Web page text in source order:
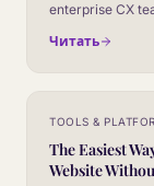
enterprise CX
marketing fluff,
Читать
TOOLS &
The Easiest
Website